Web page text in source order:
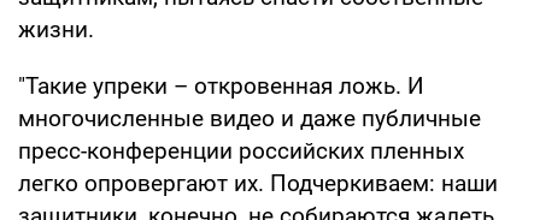
жизни.
"Такие упреки – откровенная ложь. И
многочисленные видео и даже публичные
пресс-конференции российских пленных
легко опровергают их. Подчеркиваем: наши